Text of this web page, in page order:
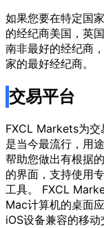
如果您要在特定国
的经纪商美国，英
南非最好的经纪商
家的最好经纪商。
交易平台
FXCL Markets为交
是当今最流行，用
帮助您做出有根据
的界面，支持使用
工具。 FXCL
Mac计算机的桌面
iOS设备兼容的移动